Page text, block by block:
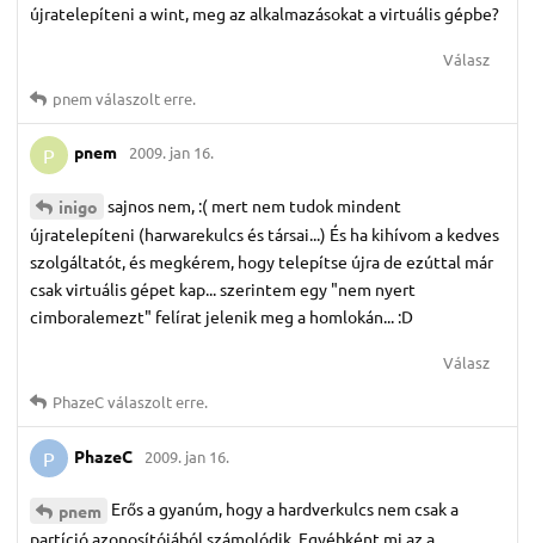
újratelepíteni a wint, meg az alkalmazásokat a virtuális gépbe?
Válasz
pnemválaszolt erre.
P pnem 2009. jan 16.
inigo sajnos nem, :( mert nem tudok mindent
újratelepíteni (harwarekulcs és társai...) És ha kihívom a kedves
szolgáltatót, és megkérem, hogy telepítse újra de ezúttal már
csak virtuális gépet kap... szerintem egy "nem nyert
cimboralemezt" felírat jelenik meg a homlokán... :D
Válasz
PhazeCválaszolt erre.
P PhazeC 2009. jan 16.
pnem Erős a gyanúm, hogy a hardverkulcs nem csak a
partíció azonosítójából számolódik. Egyébként mi az a